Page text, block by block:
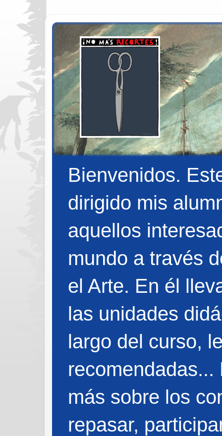
Bienvenidos.
dirigido mis
aquellos
mundo a través
el Arte. En él
las unidades
largo del curso,
más sobre los
repasar,